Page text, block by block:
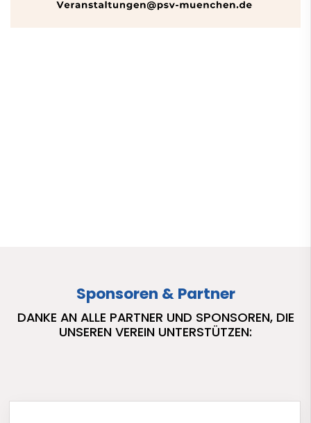
Sponsoren & Partner
DANKE AN ALLE PARTNER UND SPONSOREN, DIE
UNSEREN VEREIN UNTERSTÜTZEN: